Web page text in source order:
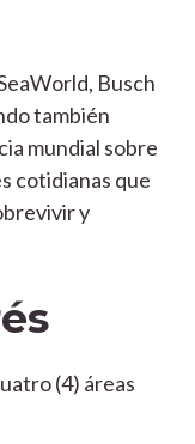
Busch
también
mundial sobre
cotidianas que
y
(4) áreas